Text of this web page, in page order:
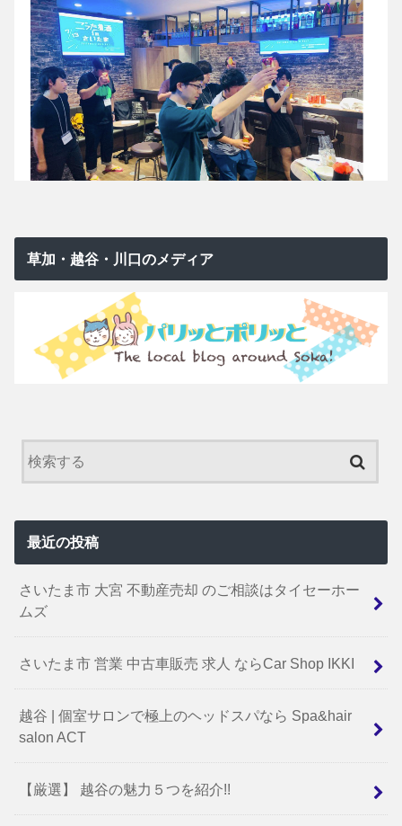
草加・越谷・川口のメディア
最近の投稿
さいたま市 大宮 不動産売却 のご相談はタイセーホー
ムズ
さいたま市 営業 中古車販売 求人 ならCar Shop IKKI
越谷 | 個室サロンで極上のヘッドスパなら Spa&hair
salon ACT
【厳選】 越谷の魅力５つを紹介!!